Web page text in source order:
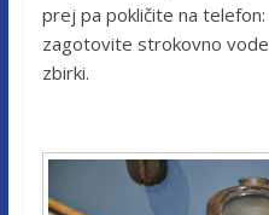
prej pa pokličite na
zagotovite strokovno
zbirki.